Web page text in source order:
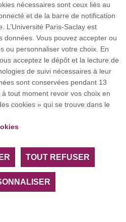
du livre "Le
des
Amphithéâtre Yoccoz de
gentillesse de venir présenter son
nécessaires sont ceux liés au
et de la barre de notification
L’Université Paris-Saclay est
données. Vous pouvez accepter ou
ou personnaliser votre choix. En
acceptez le dépôt et la lecture de
de suivi nécessaires à leur
sont conservées pendant 13
tout moment revoir vos choix en
cookies » qui se trouve dans le
TOUT REFUSER